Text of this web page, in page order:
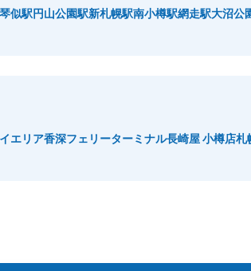
琴似駅円山公園駅新札幌駅南小樽駅網走駅大沼公
エリア香深フェリーターミナル長崎屋 小樽店札